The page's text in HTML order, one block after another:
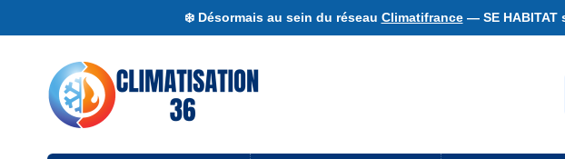
❄️ Désormais au sein du réseau Climatifrance— SE HABITAT